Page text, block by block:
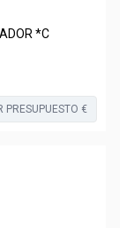
*C
PRESUPUESTO €